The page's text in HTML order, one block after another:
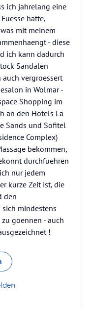
ich jahrelang eine
hatte,
mit meinem
- diese
ich kann dadurch
Sandalen
vergroessert
in Wolmar -
Shopping im
an den Hotels La
Sands und Sofitel
Complex)
bekommen,
durchfuehren
nur jedem
kurze Zeit ist, die
den
mindestens
goennen - auch
!